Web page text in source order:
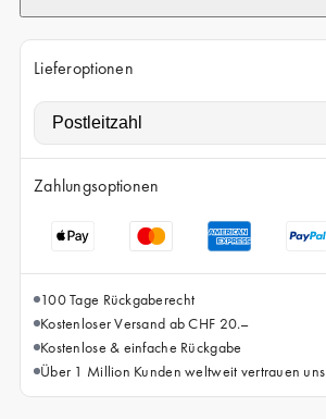
iPhone 15
iPhone 14 Pro
iPhone 14
iPhone 13 Pro
Alle Handymodelle
Lieferoptionen
Zahlungsoptionen
100 Tage Rückgaberecht
Kostenloser Versand ab CHF 20.–
Kostenlose & einfache Rückgabe
Über 1 Million Kunden weltweit vertrauen uns